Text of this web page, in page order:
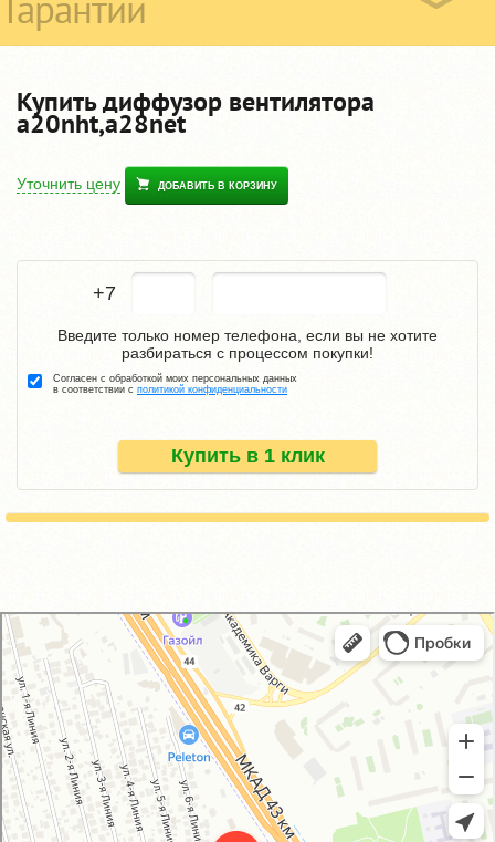
Купить диффузор вентилятора
a20nht,a28net
Уточнить цену ДОБАВИТЬ В КОРЗИНУ
+7
Купить в 1 клик
Введите только номер телефона, если вы не хотите
разбираться с процессом покупки!
Согласен с обработкой моих персональных данных
в соответствии с политикой конфиденциальности
GM-City&VAG-Repair
Автосервис, автотехцентр в Москве
Магазин автозапчастей и автотоваров в Москве